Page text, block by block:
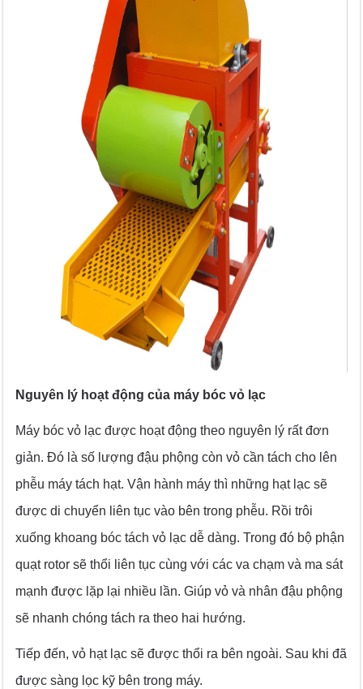
Nguyên lý hoạt động của máy bóc vỏ lạc
Máy bóc vỏ lạc được hoạt động theo nguyên lý rất đơn
giản. Đó là số lượng đậu phộng còn vỏ cần tách cho lên
phễu máy tách hạt. Vận hành máy thì những hạt lạc sẽ
được di chuyển liên tục vào bên trong phễu. Rồi trôi
xuống khoang bóc tách vỏ lạc dễ dàng. Trong đó bộ phận
quạt rotor sẽ thổi liên tục cùng với các va chạm và ma sát
mạnh được lặp lại nhiều lần. Giúp vỏ và nhân đậu phộng
sẽ nhanh chóng tách ra theo hai hướng.
Tiếp đến, vỏ hạt lạc sẽ được thổi ra bên ngoài. Sau khi đã
được sàng lọc kỹ bên trong máy.